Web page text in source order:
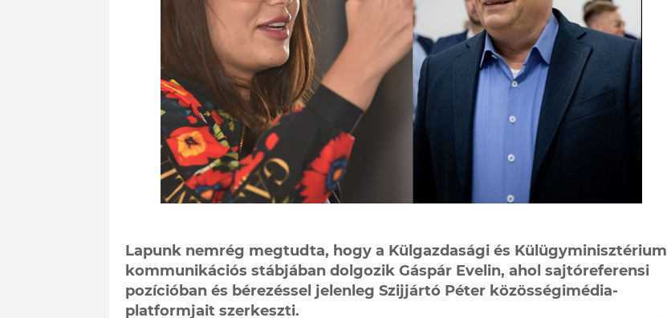
Lapunk nemrég megtudta, hogy a Külgazdasági és Külügyminisztérium
kommunikációs stábjában dolgozik Gáspár Evelin, ahol sajtóreferensi
pozícióban és bérezéssel jelenleg Szijjártó Péter közösségimédia-
platformjait szerkeszti.